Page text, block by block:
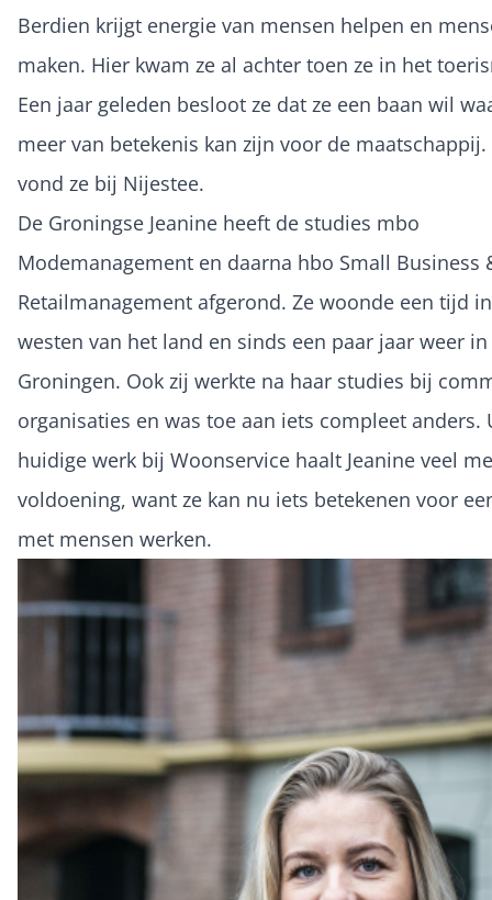
Berdien krijgt energie van mensen helpen en
maken. Hier kwam ze al achter toen ze in het
Een jaar geleden besloot ze dat ze een baan wil
meer van betekenis kan zijn voor de maatschappij.
vond ze bij Nijestee.
De Groningse Jeanine heeft de studies mbo
Modemanagement en daarna hbo Small Business
Retailmanagement afgerond. Ze woonde een tijd
westen van het land en sinds een paar jaar weer
Groningen. Ook zij werkte na haar studies bij
organisaties en was toe aan iets compleet anders.
huidige werk bij Woonservice haalt Jeanine veel
voldoening, want ze kan nu iets betekenen voor
met mensen werken.